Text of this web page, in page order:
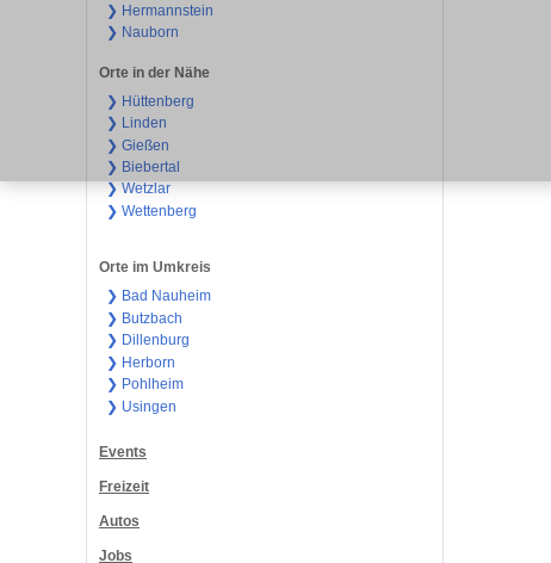
❯ Hermannstein
❯ Nauborn
Orte in der Nähe
❯ Hüttenberg
❯ Linden
❯ Gießen
❯ Biebertal
❯ Wetzlar
❯ Wettenberg
Orte im Umkreis
❯ Bad Nauheim
❯ Butzbach
❯ Dillenburg
❯ Herborn
❯ Pohlheim
❯ Usingen
Events
Freizeit
Autos
Jobs